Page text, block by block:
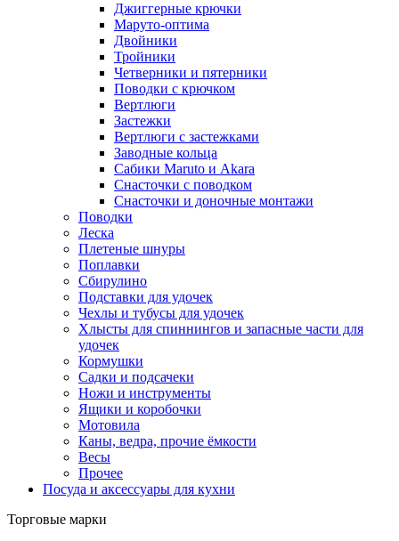
Джиггерные крючки
Маруто-оптима
Двойники
Тройники
Четверники и пятерники
Поводки с крючком
Вертлюги
Застежки
Вертлюги с застежками
Заводные кольца
Сабики Maruto и Akara
Снасточки с поводком
Снасточки и доночные монтажи
Поводки
Леска
Плетеные шнуры
Поплавки
Сбирулино
Подставки для удочек
Чехлы и тубусы для удочек
Хлысты для спиннингов и запасные части для
удочек
Кормушки
Садки и подсачеки
Ножи и инструменты
Ящики и коробочки
Мотовила
Каны, ведра, прочие ёмкости
Весы
Прочее
Посуда и аксессуары для кухни
Торговые марки